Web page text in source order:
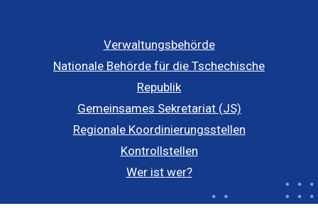
Verwaltungsbehörde
Nationale Behörde für die Tschechische
Republik
Gemeinsames Sekretariat (JS)
Regionale Koordinierungsstellen
Kontrollstellen
Wer ist wer?